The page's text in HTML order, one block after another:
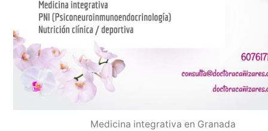
Medicina integrativa en Granada